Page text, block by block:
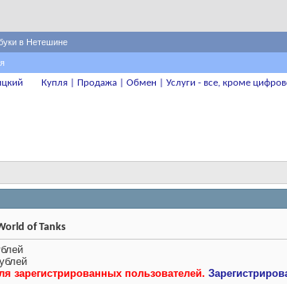
в Нетешине
Купля | Продажа | Обмен | Услуги - все, кроме
of Tanks
зарегистрированных пользователей.